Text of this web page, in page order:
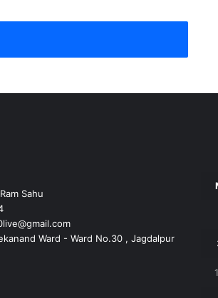
Sahu
Ward - Ward No.30 , Jagdalpur